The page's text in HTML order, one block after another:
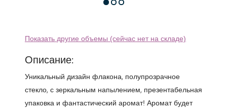
Показать другие объемы (сейчас нет на складе)
Описание:
Уникальный дизайн флакона, полупрозрачное
стекло, с зеркальным напылением, презентабельная
упаковка и фантастический аромат! Аромат будет